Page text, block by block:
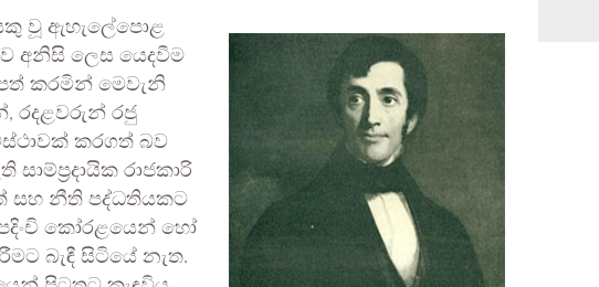
වූ ඇහැලේපොළ
අනිසි ලෙස යෙදවීම
කරමින් මෙවැනි
රදළවරුන් රජු
කරගත් බව
රාජකාරි
සහ නීති පද්ධතියකට
කෝරළයෙන් හෝ
බැඳී සිටියේ නැත.